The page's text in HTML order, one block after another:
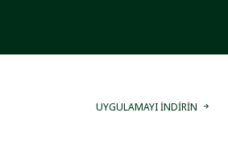
UYGULAMAYI İNDİRİN